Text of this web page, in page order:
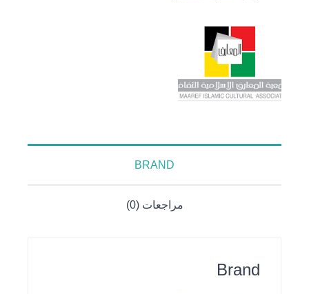
BRAND
مراجعات (0)
Brand